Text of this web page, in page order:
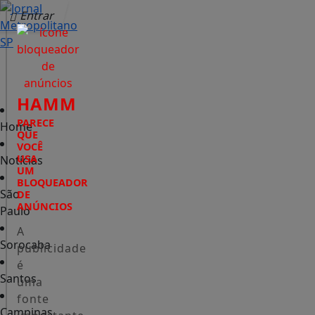
Entrar
Home
Notícias
São
Paulo
Sorocaba
Santos
HAMM
PARECE
QUE
VOCÊ
USA
UM
BLOQUEADOR
DE
ANÚNCIOS
A
publicidade
é
uma
fonte